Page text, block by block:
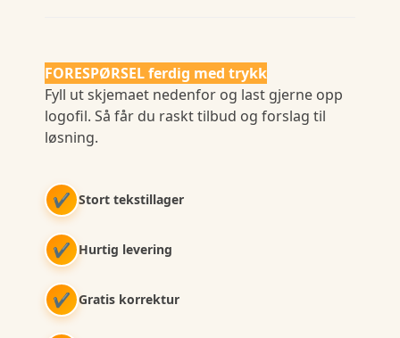
FORESPØRSEL ferdig med trykk
Fyll ut skjemaet nedenfor og last gjerne opp
logofil. Så får du raskt tilbud og forslag til
løsning.
✔ Stort tekstillager
✔ Hurtig levering
✔ Gratis korrektur